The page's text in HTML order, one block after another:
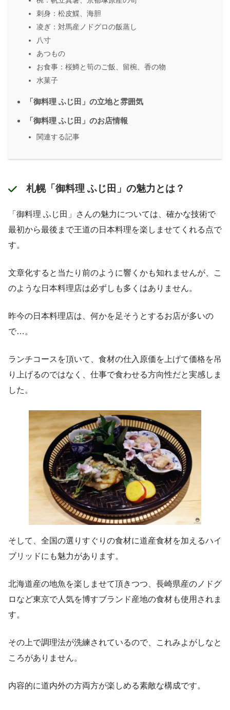
刺身：松皮鰈、海胆
凌ぎ：対馬産ノドグロの飯蒸し
八寸
あつもの
お食事：桜鱒と筍のご飯、留椀、香の物
水菓子
「御料理 ふじ田」の立地と雰囲気
「御料理 ふじ田」のお店情報
関連する記事
札幌「御料理 ふじ田」の魅力とは？
「御料理 ふじ田」さんの魅力については、確かな技術で
最初から最後まで王道の日本料理を楽しませてくれる点で
す。
文章化すると当たり前のように響くかも知れませんが、こ
のような日本料理店は必ずしも多くはありません。
昨今の日本料理店は、何かを足そうとするお店が多いの
で…。
ランチコースを頂いて、食材の仕入原価を上げて価格を吊
り上げるのではなく、仕事で食わせる方向性だと実感しま
した。
そして、全国の選りすぐりの食材に道産食材を加えるハイ
ブリッドにも魅力があります。
北海道産の地魚を楽しませて頂きつつ、長崎県産のノドグ
ロなど東京で人気を博すブランド産地の食材も使用されま
す。
その上で調理法が洗練されているので、これみよがしなと
ころがありません。
内容的に道内外の方両方が楽しめる素敵な構成です。